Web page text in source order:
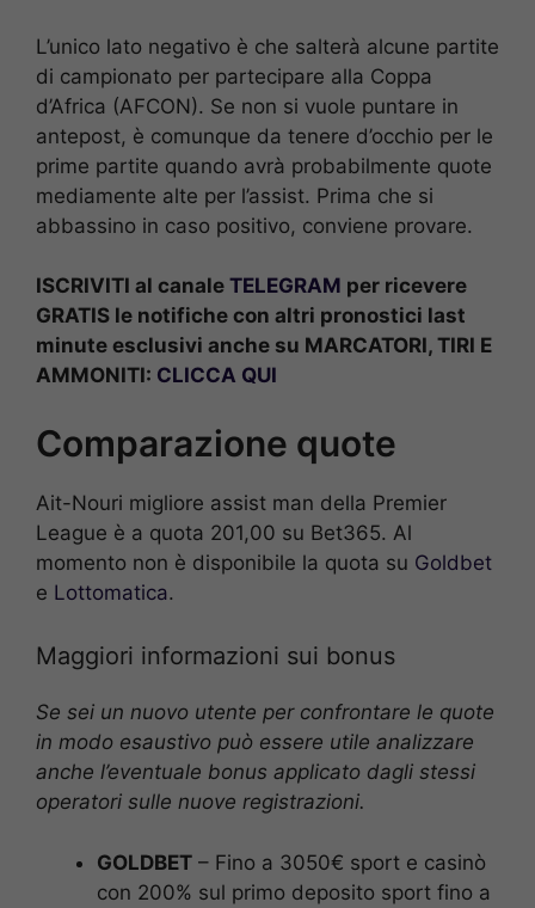
L’unico lato negativo è che salterà alcune partite
di campionato per partecipare alla Coppa
d’Africa (AFCON). Se non si vuole puntare in
antepost, è comunque da tenere d’occhio per le
prime partite quando avrà probabilmente quote
mediamente alte per l’assist. Prima che si
abbassino in caso positivo, conviene provare.
ISCRIVITI al canale TELEGRAM per ricevere
GRATIS le notifiche con altri pronostici last
minute esclusivi anche su MARCATORI, TIRI E
AMMONITI: CLICCA QUI
Comparazione quote
Ait-Nouri migliore assist man della Premier
League è a quota 201,00 su Bet365. Al
momento non è disponibile la quota su Goldbet
e Lottomatica.
Maggiori informazioni sui bonus
Se sei un nuovo utente per confrontare le quote
in modo esaustivo può essere utile analizzare
anche l’eventuale bonus applicato dagli stessi
operatori sulle nuove registrazioni.
GOLDBET – Fino a 3050€ sport e casinò
con 200% sul primo deposito sport fino a